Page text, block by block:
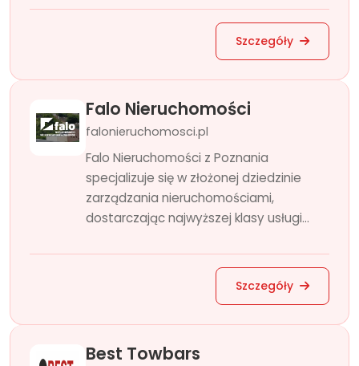
Szczegóły
Falo Nieruchomości
falonieruchomosci.pl
Falo Nieruchomości z Poznania
specjalizuje się w złożonej dziedzinie
zarządzania nieruchomościami,
dostarczając najwyższej klasy usługi...
Szczegóły
Best Towbars